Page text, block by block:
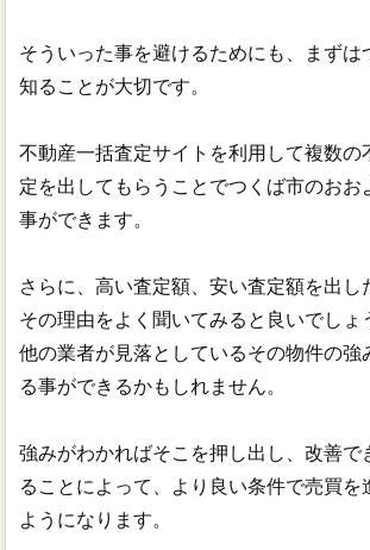
そういった事を避けるためにも、まずは
知ることが大切です。
不動産一括査定サイトを利用して複数の
定を出してもらうことでつくば市のおお
事ができます。
さらに、高い査定額、安い査定額を出し
その理由をよく聞いてみると良いでしょ
他の業者が見落としているその物件の強
る事ができるかもしれません。
強みがわかればそこを押し出し、改善で
ることによって、より良い条件で売買を
ようになります。